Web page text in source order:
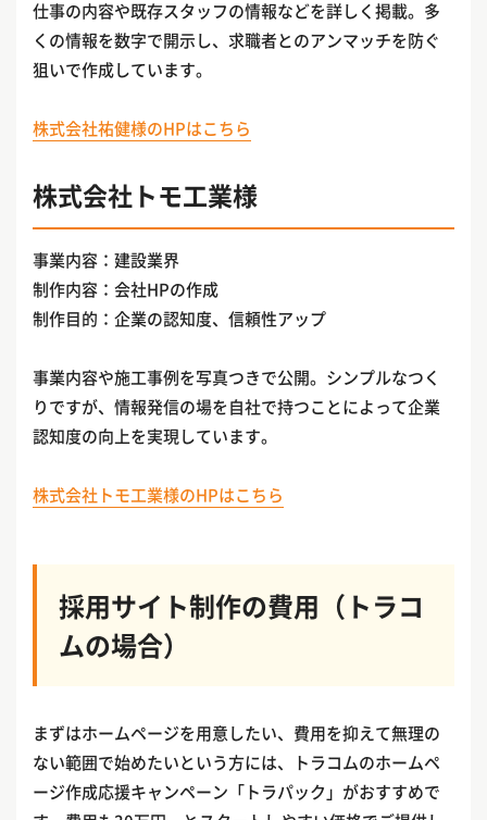
仕事の内容や既存スタッフの情報などを詳しく掲載。多
くの情報を数字で開示し、求職者とのアンマッチを防ぐ
狙いで作成しています。
株式会社祐健様のHPはこちら
株式会社トモ工業様
事業内容：建設業界
制作内容：会社HPの作成
制作目的：企業の認知度、信頼性アップ
事業内容や施工事例を写真つきで公開。シンプルなつく
りですが、情報発信の場を自社で持つことによって企業
認知度の向上を実現しています。
株式会社トモ工業様のHPはこちら
採用サイト制作の費用（トラコ
ムの場合）
まずはホームページを用意したい、費用を抑えて無理の
ない範囲で始めたいという方には、トラコムのホームペ
ージ作成応援キャンペーン「トラパック」がおすすめで